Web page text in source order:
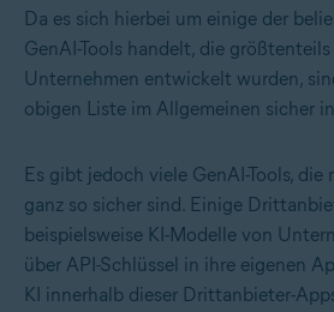
Da es sich hierbei um einige der
GenAI-Tools handelt, die
Unternehmen entwickelt wurden,
obigen Liste im Allgemeinen sicher
Es gibt jedoch viele GenAI-Tools,
ganz so sicher sind. Einige
beispielsweise KI-Modelle von
über API-Schlüssel in ihre eigenen
KI innerhalb dieser Drittanbieter-